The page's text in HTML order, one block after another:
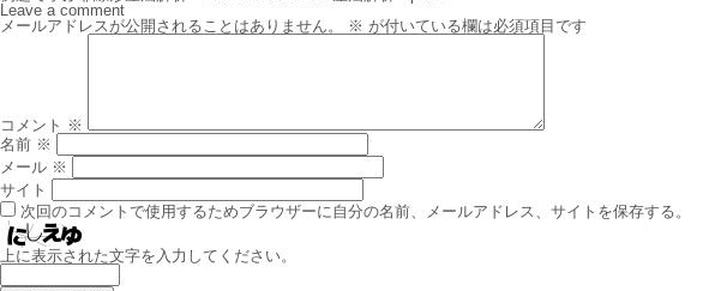
ナ
ビ
Leave a comment
メールアドレスが公開されることはありません。
※ が付いている欄は必須項目です
コメント ※
名前 ※
メール ※
サイト
次回のコメントで使用するためブラウザーに自分の名前、メールアドレス、サイトを保存する。
上に表示された文字を入力してください。